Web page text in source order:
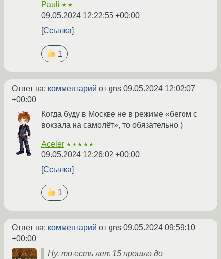
Pauli ★★
09.05.2024 12:22:55 +00:00
Ссылка
1
Ответ на: комментарий от gns 09.05.2024 12:02:07
+00:00
Когда буду в Москве не в режиме «бегом с
вокзала на самолёт», то обязательно )
Aceler ★★★★★
09.05.2024 12:26:02 +00:00
Ссылка
1
Ответ на: комментарий от gns 09.05.2024 09:59:10
+00:00
Ну, то-есть лет 15 прошло до